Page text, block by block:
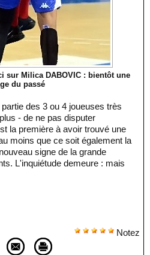
sur Milica DABOVIC : bientôt une
du passé
- de ne pas disputer
la première à avoir trouvé une
moins que ce soit également la
signe de la grande
L'inquiétude demeure : mais
Notez